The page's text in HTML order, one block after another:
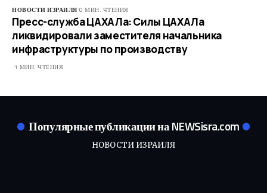
НОВОСТИ ИЗРАИЛЯ 0 МИН. ЧТЕНИЯ
Пресс-служба ЦАХАЛа: Силы ЦАХАЛа
ликвидировали заместителя начальника
инфраструктуры по производству
1 МИН. ЧТЕНИЯ
Популярные публикации на NEWSisra.com
НОВОСТИ ИЗРАИЛЯ